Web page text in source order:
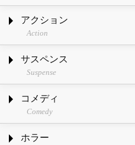
アクション
Action
サスペンス
Suspense
コメディ
Comedy
ホラー